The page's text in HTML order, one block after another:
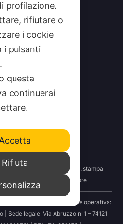
SIAMO
Tribunale Taranto reg. stampa
Indipendenza S.r.l. Editore
100 Media | Sede operativa:
| Sede legale: Via Abruzzo n. 1 – 74121
profilazione.
rifiutare o
i cookie
i pulsanti
questa
continuerai
Rifiuta